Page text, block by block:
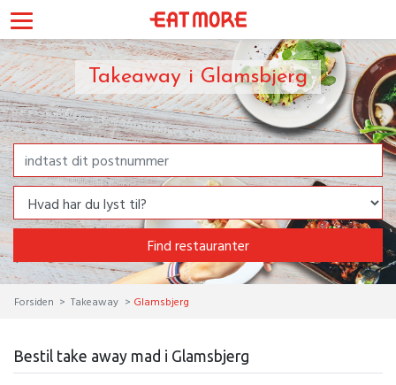
Takeaway i Glamsbjerg
Find restauranter
Forsiden Takeaway Glamsbjerg
Bestil take away mad i Glamsbjerg